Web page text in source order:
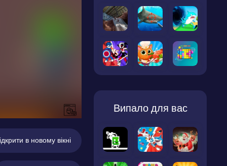
в новому вікні
Випало для вас